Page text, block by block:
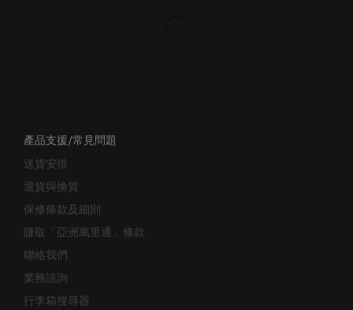
產品支援/常見問題
送貨安排
退貨與換貨
保修條款及細則
賺取「亞洲萬里通」條款
聯絡我們
業務諮詢
行李箱搜尋器